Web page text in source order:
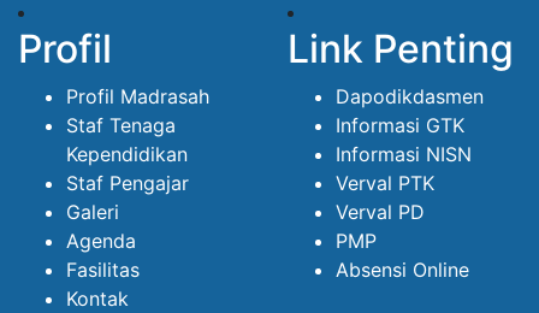
Profil
Profil Madrasah
Staf Tenaga
Kependidikan
Staf Pengajar
Galeri
Agenda
Fasilitas
Kontak
Link Penting
Dapodikdasmen
Informasi GTK
Informasi NISN
Verval PTK
Verval PD
PMP
Absensi Online